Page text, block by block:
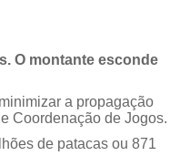
O montante esconde
a propagação
Coordenação de Jogos.
de patacas ou 871